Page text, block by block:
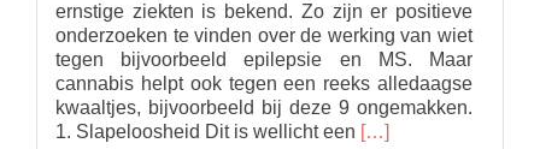
ernstige ziekten is bekend. Zo zijn er positieve
onderzoeken te vinden over de werking van wiet
tegen bijvoorbeeld epilepsie en MS. Maar
cannabis helpt ook tegen een reeks alledaagse
kwaaltjes, bijvoorbeeld bij deze 9 ongemakken.
1. Slapeloosheid Dit is wellicht een Read
[…]